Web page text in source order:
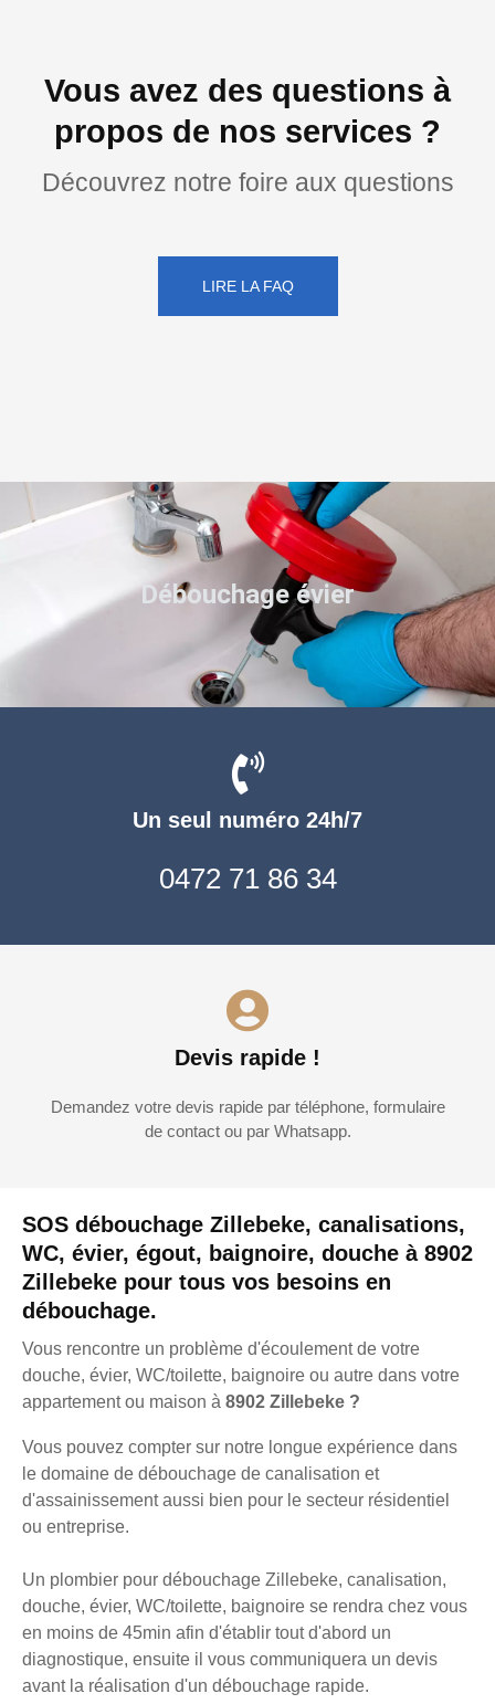
Vous avez des questions à
propos de nos services ?
Découvrez notre foire aux questions
LIRE LA FAQ
SOS débouchage Zillebeke, canalisations,
WC, évier, égout, baignoire, douche à 8902
Zillebeke pour tous vos besoins en
débouchage.
Vous rencontre un problème d'écoulement de votre
douche, évier, WC/toilette, baignoire ou autre dans votre
appartement ou maison à 8902 Zillebeke ?
Vous pouvez compter sur notre longue expérience dans
le domaine de débouchage de canalisation et
d'assainissement aussi bien pour le secteur résidentiel
ou entreprise.
Un plombier pour débouchage Zillebeke, canalisation,
douche, évier, WC/toilette, baignoire se rendra chez vous
en moins de 45min afin d'établir tout d'abord un
diagnostique, ensuite il vous communiquera un devis
avant la réalisation d'un débouchage rapide.
Un seul numéro 24h/7
0472 71 86 34
Devis rapide !
Demandez votre devis rapide par téléphone, formulaire
de contact ou par Whatsapp.
Débouchage évier